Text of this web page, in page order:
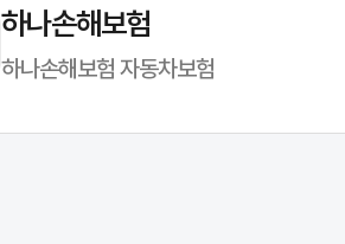
하나손해보험
하나손해보험 자동차보험